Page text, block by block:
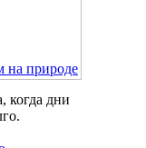
на природе
когда дни